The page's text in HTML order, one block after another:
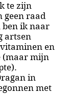
te zijn
geen raad
ben ik naar
artsen
en
(maar mijn
in
met